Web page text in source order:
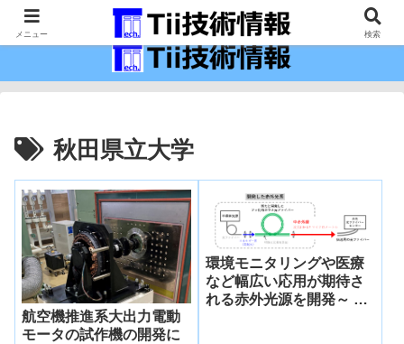
最新の科学技術の情報インフラ。
秋田県立大学
航空機推進系大出力電動
モータの試作機の開発に
環境モニタリングや医療
など幅広い応用が期待さ
れる赤外光源を開発～ 高
メニュー 検索